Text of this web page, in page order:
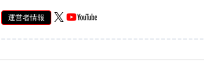
運営者情報